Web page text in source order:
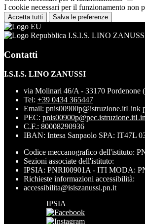
I cookie necessari per il funzionamento non
Accetta tutti Salva le preferenze
I.S.I.S. LINO
Contatti
I.S.I.S. LINO ZANUSSI
via Molinari 46/A - 33170 Pordenone
Tel: +39 0434 365447
Email: pnis00900p@istruzione.itLink
PEC: pnis00900p@pec.istruzione.it
C.F.: 80008290936
IBAN: Intesa Sanpaolo SPA: IT47L
Codice meccanografico dell'istituto:
Sezioni associate dell'istituto:
IPSIA: PNRI00901A - ITI MODA:
Richieste informazioni accessibilità:
accessibilita@isiszanussi.pn.it
IPSIA